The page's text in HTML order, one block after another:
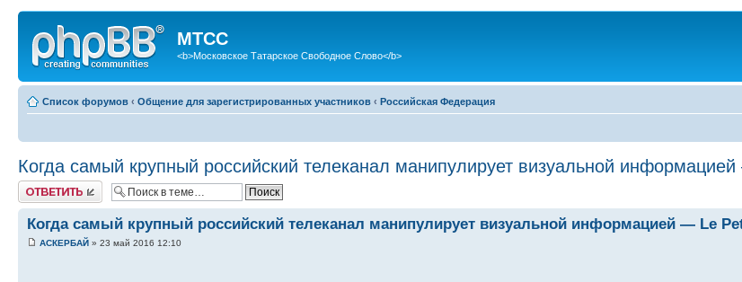
МТСС
<b>Московское Татарское Свободное Слово</b>
Список форумов ‹ Общение для зарегистрированных участников ‹ Российская Федерация
Когда самый крупный российский телеканал манипулирует визуальной
Ответить
Когда самый крупный российский телеканал манипулирует визуальной информацией — Le
АСКЕРБАЙ » 23 май 2016 12:10